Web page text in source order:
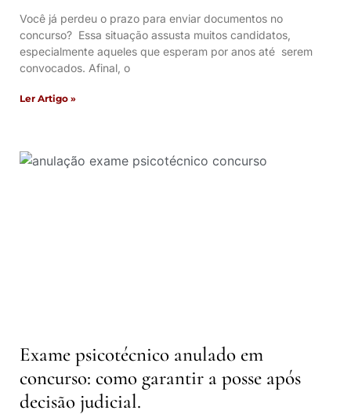
Você já perdeu o prazo para enviar documentos no
concurso? Essa situação assusta muitos candidatos,
especialmente aqueles que esperam por anos até serem
convocados. Afinal, o
Ler Artigo »
Exame psicotécnico anulado em
concurso: como garantir a posse após
decisão judicial.